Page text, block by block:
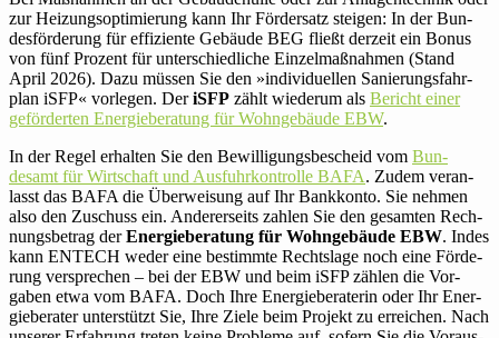
zur Hei­zungs­op­ti­mie­rung kann Ihr Förder­satz steigen: In der Bun­
des­för­de­rung für effi­zi­ente Gebäude BEG fließt derzeit ein Bonus
von fünf Prozent für unter­schied­liche Ein­zel­maß­nahmen (Stand
April 2026). Dazu müssen Sie den »indi­vi­du­ellen Sanie­rungs­fahr­
plan iSFP« vor­legen. DeriSFP zählt wie­derum als Bericht einer
geför­derten Energie­beratung für Wohn­ge­bäude EBW.
In der Regel erhalten Sie den Bewil­li­gungs­be­scheid vom Bun­
desamt für Wirt­schaft und Aus­fuhr­kon­trolle BAFA. Zudem ver­an­
lasst das BAFA die Über­wei­sung auf Ihr Bank­konto. Sie nehmen
also den Zuschuss ein. Ande­rer­seits zahlen Sie den gesamten Rech­
nungs­be­trag derEnergie­beratung für Wohn­ge­bäude EBW. Indes
kann ENTECH weder eine bestimmte Rechts­lage noch eine För­de­
rung ver­spre­chen – bei der EBW und beim iSFP zählen die Vor­
gaben etwa vom BAFA. Doch Ihre Ener­gie­be­ra­terin oder Ihr Ener­
gie­be­rater unter­stützt Sie, Ihre Ziele beim Projekt zu errei­chen. Nach